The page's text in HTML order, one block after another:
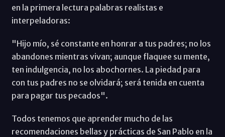
en la primera lectura palabras realistas e
interpeladoras:
"Hijo mío, sé constante en honrar a tus padres; no los
abandones mientras vivan; aunque flaquee su mente,
ten indulgencia, no los abochornes. La piedad para
con tus padres no se olvidará; será tenida en cuenta
para pagar tus pecados".
Todos tenemos que aprender mucho de las
recomendaciones bellas y prácticas de San Pablo en la